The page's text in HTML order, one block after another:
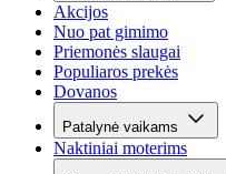
Akcijos
Nuo pat gimimo
Priemonės slaugai
Populiaros prekės
Dovanos
Patalynė vaikams
Naktiniai moterims